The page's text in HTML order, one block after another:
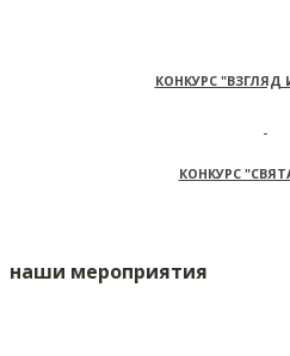
КОНКУРС "ВЗГЛЯД
КОНКУРС
наши мероприятия